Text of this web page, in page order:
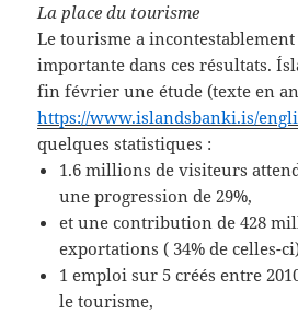
La place du tourisme
Le tourisme a
importante dans ces résultats.
fin février une étude (texte en
https://www.islandsbanki.is/
quelques statistiques :
1.6 millions de visiteurs
une progression de 29%,
et une contribution de 428
exportations ( 34% de celles-
1 emploi sur 5 créés entre
le tourisme,